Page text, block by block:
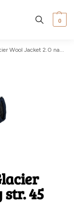
0
Jacket 2.0 navy str. 45
str. 45